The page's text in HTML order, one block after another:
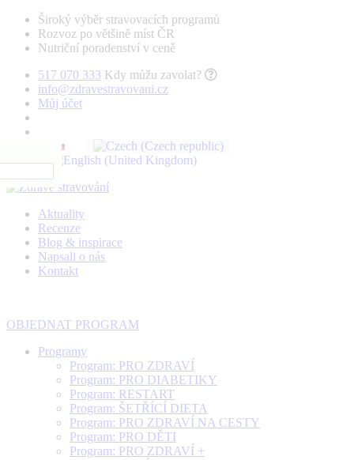
Široký výběr stravovacích programů
Rozvoz po většině míst ČR
Nutriční poradenství v ceně
517 070 333 Kdy můžu zavolat?
info@zdravestravovani.cz
Můj účet
Aktuality
Recenze
Blog & inspirace
Napsali o nás
Kontakt
OBJEDNAT PROGRAM
Programy
Program: PRO ZDRAVÍ
Program: PRO DIABETIKY
Program: RESTART
Program: ŠETŘÍCÍ DIETA
Program: PRO ZDRAVÍ NA CESTY
Program: PRO DĚTI
Program: PRO ZDRAVÍ +